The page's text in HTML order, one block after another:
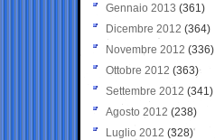
Gennaio 2013 (361)
Dicembre 2012 (364)
Novembre 2012 (336)
Ottobre 2012 (363)
Settembre 2012 (341)
Agosto 2012 (238)
Luglio 2012 (328)